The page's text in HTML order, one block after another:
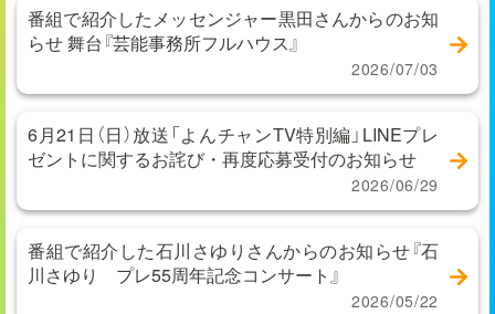
番組で紹介したメッセンジャー黒田さんからのお知
らせ 舞台『芸能事務所フルハウス』
2026/07/03
6月21日（日）放送「よんチャンTV特別編」LINEプレ
ゼントに関するお詫び・再度応募受付のお知らせ
2026/06/29
番組で紹介した石川さゆりさんからのお知らせ『石
川さゆり プレ55周年記念コンサート』
2026/05/22